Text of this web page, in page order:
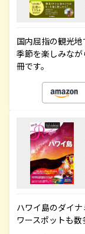
国内屈指の観光地
季節を楽しみな
冊です。
ハワイ島のダイ
ワースポットも